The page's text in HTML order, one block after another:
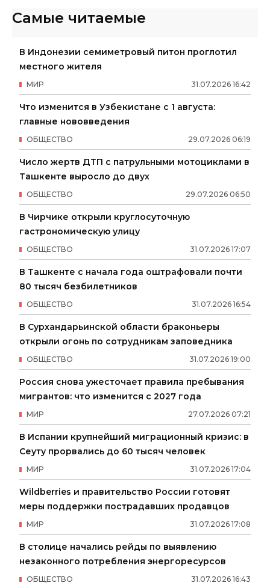
Самые читаемые
В Индонезии семиметровый питон проглотил
местного жителя
31.07.2026 16:42
МИР
Что изменится в Узбекистане с 1 августа:
главные нововведения
29.07.2026 06:19
ОБЩЕСТВО
Число жертв ДТП с патрульными мотоциклами в
Ташкенте выросло до двух
29.07.2026 06:50
ОБЩЕСТВО
В Чирчике открыли круглосуточную
гастрономическую улицу
31.07.2026 17:07
ОБЩЕСТВО
В Ташкенте с начала года оштрафовали почти
80 тысяч безбилетников
31.07.2026 16:54
ОБЩЕСТВО
В Сурхандарьинской области браконьеры
открыли огонь по сотрудникам заповедника
31.07.2026 19:00
ОБЩЕСТВО
Россия снова ужесточает правила пребывания
мигрантов: что изменится с 2027 года
27.07.2026 07:21
МИР
В Испании крупнейший миграционный кризис: в
Сеуту прорвались до 60 тысяч человек
31.07.2026 17:04
МИР
Wildberries и правительство России готовят
меры поддержки пострадавших продавцов
31.07.2026 17:08
МИР
В столице начались рейды по выявлению
незаконного потребления энергоресурсов
31.07.2026 16:43
ОБЩЕСТВО